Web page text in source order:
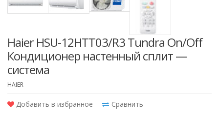
Haier HSU-12HTT03/R3 Tundra On/Off
Кондиционер настенный сплит —
система
HAIER
Добавить в избранное Сравнить